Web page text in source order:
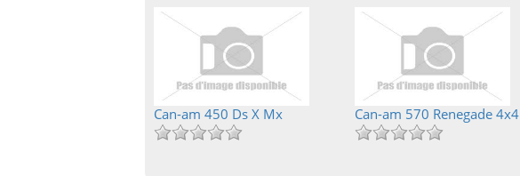
Can-am 450 Ds X Mx Can-am 570 Renegade 4x4